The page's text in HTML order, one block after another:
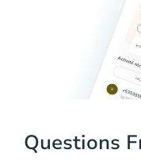
Questions